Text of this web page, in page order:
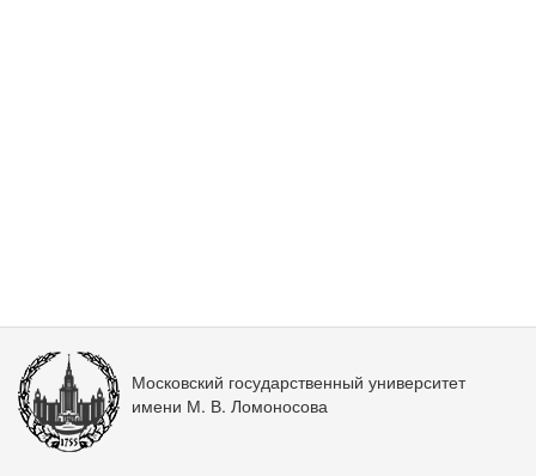
Московский государственный университет
имени М. В. Ломоносова